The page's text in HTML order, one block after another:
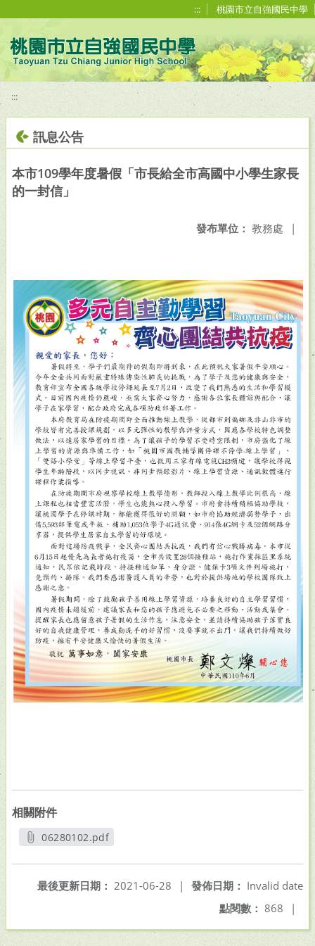
::: 桃園市立自強國民中學
:::
訊息公告
本市109學年度暑假「市長給全市高國中小學生家長
的一封信」
發布單位： 教務處 |
相關附件
06280102.pdf
發佈日期： Invalid date
最後更新日期： 2021-06-28
|
點閱數： 868 |